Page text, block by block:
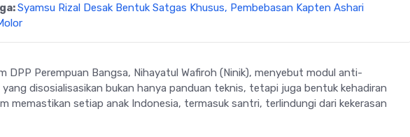
Syamsu Rizal Desak Bentuk Satgas Khusus, Pembebasan Kapten Ashari
DPP Perempuan Bangsa, Nihayatul Wafiroh (Ninik), menyebut modul anti-
yang disosialisasikan bukan hanya panduan teknis, tetapi juga bentuk kehadiran
memastikan setiap anak Indonesia, termasuk santri, terlindungi dari kekerasan